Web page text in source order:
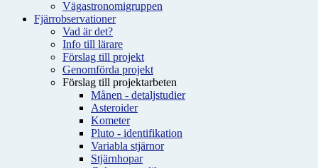
Vägastronomigruppen
Fjärrobservationer
Vad är det?
Info till lärare
Förslag till projekt
Genomförda projekt
Förslag till projektarbeten
Månen - detaljstudier
Asteroider
Kometer
Pluto - identifikation
Variabla stjärnor
Stjärnhopar